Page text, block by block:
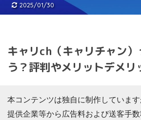
2025/01/30
キャリch（キャリチャン
う？評判やメリットデメリ
本コンテンツは独自に制作していま
提供企業等から広告料および送客手